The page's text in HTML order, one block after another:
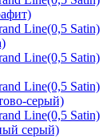
Line(0,5 Satin)
Line(0,5 Satin)
Line(0,5 Satin)
серый)
Line(0,5 Satin)
серый)